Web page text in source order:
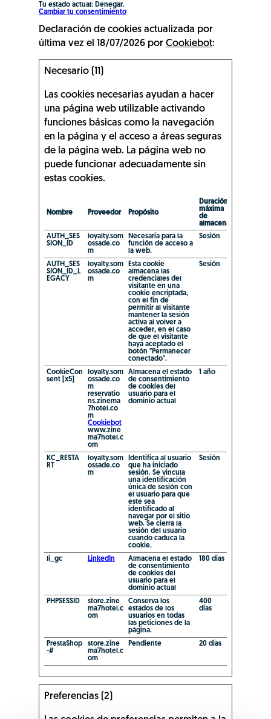
Tu estado actual: Denegar.
Cambiar tu consentimiento
Declaración de cookies actualizada por
última vez el 18/07/2026 por Cookiebot:
Necesario (11)
Las cookies necesarias ayudan a hacer
una página web utilizable activando
funciones básicas como la navegación
en la página y el acceso a áreas seguras
de la página web. La página web no
puede funcionar adecuadamente sin
estas cookies.
Nombre Proveedor Propósito
Duración
máxima
de
almacenamiento
AUTH_SES
SION_ID
loyalty.som
ossade.co
m
Necesaria para la
función de acceso a
la web.
Sesión
AUTH_SES
SION_ID_L
EGACY
loyalty.som
ossade.co
m
Esta cookie
almacena las
credenciales del
visitante en una
cookie encriptada,
con el fin de
permitir al visitante
mantener la sesión
activa al volver a
acceder, en el caso
de que el visitante
haya aceptado el
botón "Permanecer
conectado".
Sesión
CookieCon
sent [x5]
loyalty.som
ossade.co
m
reservatio
ns.zinema
7hotel.co
m
Cookiebot
www.zine
ma7hotel.c
om
Almacena el estado
de consentimiento
de cookies del
usuario para el
dominio actual
1 año
KC_RESTA
RT
loyalty.som
ossade.co
m
Identifica al usuario
que ha iniciado
sesión. Se vincula
una identificación
única de sesión con
el usuario para que
este sea
identificado al
navegar por el sitio
web. Se cierra la
sesión del usuario
cuando caduca la
cookie.
Sesión
li_gc LinkedIn
Almacena el estado
de consentimiento
de cookies del
usuario para el
dominio actual
180 días
PHPSESSID
store.zine
ma7hotel.c
om
Conserva los
estados de los
usuarios en todas
las peticiones de la
página.
400
días
PrestaShop
-#
store.zine
ma7hotel.c
om
Pendiente 20 días
Preferencias (2)